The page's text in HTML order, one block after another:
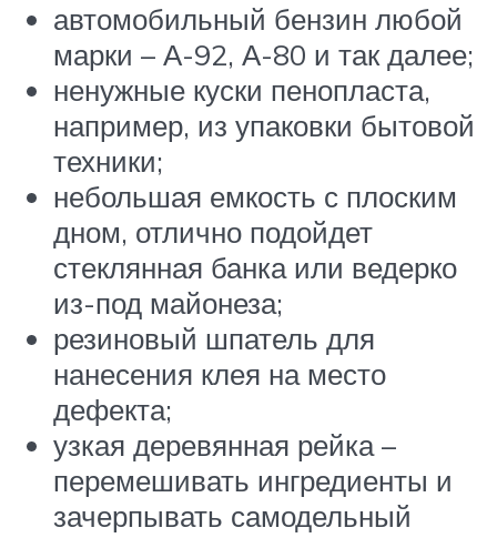
автомобильный бензин любой
марки – А-92, А-80 и так далее;
ненужные куски пенопласта,
например, из упаковки бытовой
техники;
небольшая емкость с плоским
дном, отлично подойдет
стеклянная банка или ведерко
из-под майонеза;
резиновый шпатель для
нанесения клея на место
дефекта;
узкая деревянная рейка –
перемешивать ингредиенты и
зачерпывать самодельный